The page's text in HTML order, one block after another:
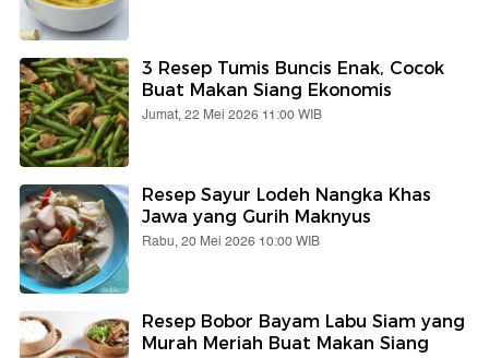
3 Resep Tumis Buncis Enak, Cocok
Buat Makan Siang Ekonomis
Jumat, 22 Mei 2026 11:00 WIB
Resep Sayur Lodeh Nangka Khas
Jawa yang Gurih Maknyus
Rabu, 20 Mei 2026 10:00 WIB
Resep Bobor Bayam Labu Siam yang
Murah Meriah Buat Makan Siang